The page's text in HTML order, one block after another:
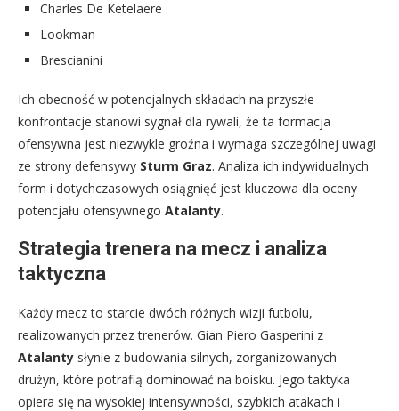
Charles De Ketelaere
Lookman
Brescianini
Ich obecność w potencjalnych składach na przyszłe
konfrontacje stanowi sygnał dla rywali, że ta formacja
ofensywna jest niezwykle groźna i wymaga szczególnej uwagi
ze strony defensywy Sturm Graz. Analiza ich indywidualnych
form i dotychczasowych osiągnięć jest kluczowa dla oceny
potencjału ofensywnego Atalanty.
Strategia trenera na mecz i analiza
taktyczna
Każdy mecz to starcie dwóch różnych wizji futbolu,
realizowanych przez trenerów. Gian Piero Gasperini z
Atalanty słynie z budowania silnych, zorganizowanych
drużyn, które potrafią dominować na boisku. Jego taktyka
opiera się na wysokiej intensywności, szybkich atakach i